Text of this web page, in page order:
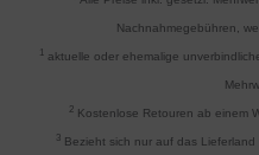
Nachnahmegebühren,
aktuelle oder ehemalige
2Kostenlose Retouren ab einem
3 Bezieht sich nur auf das